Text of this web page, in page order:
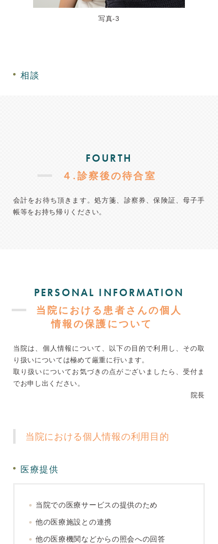
写真-3
相談
FOURTH
４.診察後の待合室
会計をお待ち頂きます。処方箋、診察券、保険証、母子手
帳等をお持ち帰りください。
PERSONAL INFORMATION
当院における患者さんの個人
情報の保護について
当院は、個人情報について、以下の目的で利用し、その取
り扱いについては極めて厳重に行います。
取り扱いについてお気づきの点がございましたら、受付ま
でお申し出ください。
院長
当院における個人情報の利用目的
医療提供
当院での医療サービスの提供のため
他の医療施設との連携
他の医療機関などからの照会への回答